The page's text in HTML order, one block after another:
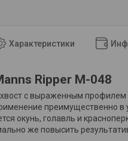
Характеристики
Ripper M-048
с выраженным
преимущественно
окунь, голавль и
же повысить